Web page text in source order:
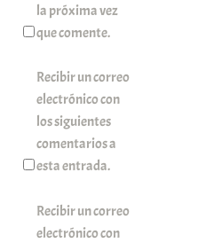
la próxima vez
que comente.
Recibir un correo
electrónico con
los siguientes
comentarios a
esta entrada.
Recibir un correo
electrónico con